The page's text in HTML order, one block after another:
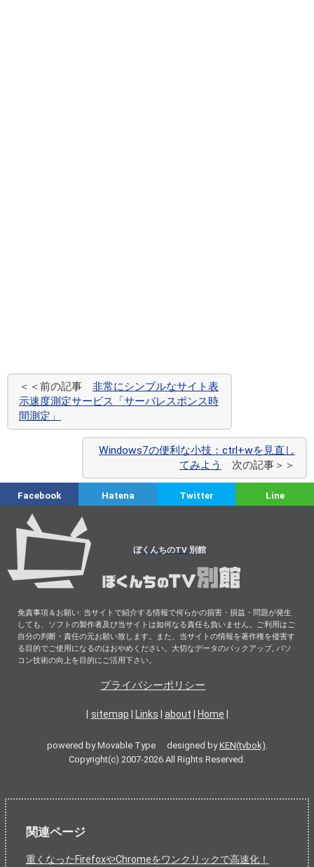
＜＜前の記事 非常にシンプルなサイト表
示速度測定サービス「サーバレスポンス時
間測定」
Windows7の便利な小技：ctrl+wを見直し
てみよう
次の記事＞＞
Facebook Hatena Twitter Line
ぼくんちのTV 別館
免責事項＆お願い: 当サイトで紹介する情報で何らかの損害・損益・問題が発生
しても、ソフトの製作者及び当サイトは如何なる責任も負いません。ご利用はご
自分の判断・責任の元お願い致します。また、当サイトの情報を著作権を侵害す
る目的でご使用になるのはおやめください。大切なデータのバックアップ, パソ
コン技術の向上を目的にご活用下さい。
プライバシーポリシー
sitemap Links about Home
powered by Movable Type designed byKEN(tvbok).
Copyright(c) 2007-2026 All Rights Reserved.
関連ページ
重くなったFirefoxやChromeをワンクリックで高速化！